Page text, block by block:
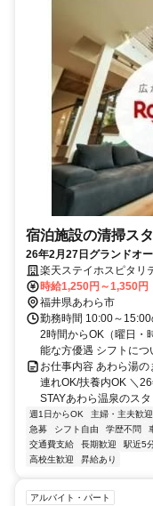
宿泊施設の清掃ス
26年2月27日グランドオ
OK／扶養内勤務・お子
時間を収入に◎
楽天ステイホスピタリ
時給1,250円～1,350円
福井県あわら市
勤務時間 10:00～
2時間からOK（曜日・
能な方優遇 シフトに
お仕事内容 あわら湯
連れOK/扶養内OK ＼
STAYあわら温泉のス
週1日からOK 主婦・主夫歓迎
急募
シフト自由 学歴不問
交通費支給
長期歓迎 駅近5
高校生歓迎
昇給あり
アルバイト・パート